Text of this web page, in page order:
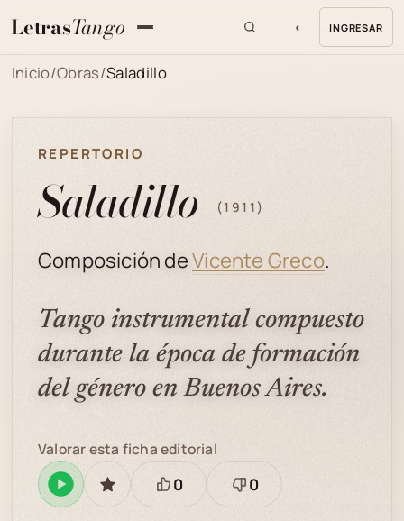
LetrasTango ◐ INGRESAR
Inicio/Obras/Saladillo
REPERTORIO
Saladillo (1911)
Composición deVicente Greco.
Tango instrumental compuesto
durante la época de formación
del género en Buenos Aires.
ReproducirGUARDAR
Valorar esta ficha editorial
Está
0
Necesita
0